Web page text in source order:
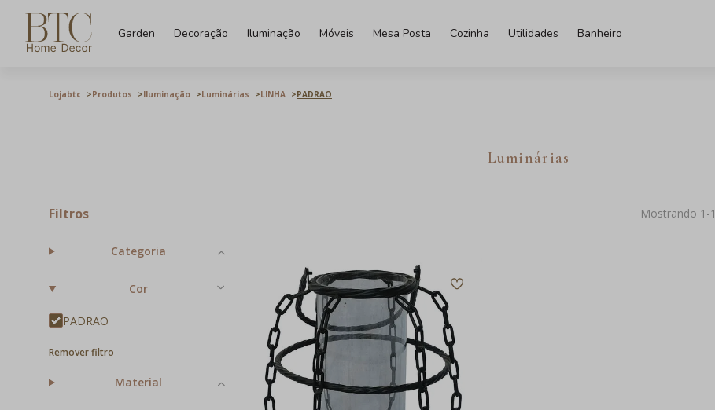
Garden Decoração Iluminação Móveis Mesa Posta Cozinha Utilidades Banheiro
Lojabtc Produtos Iluminação Luminárias LINHA PADRAO
Luminárias
Mostrando 1-1
Filtros
Categoria
Cor
PADRAO
Remover filtro
Material